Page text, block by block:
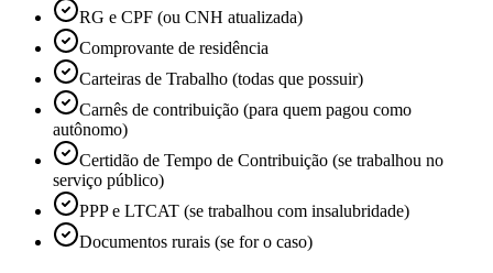
RG e CPF (ou CNH atualizada)
Comprovante de residência
Carteiras de Trabalho (todas que possuir)
Carnês de contribuição (para quem pagou como
autônomo)
Certidão de Tempo de Contribuição (se trabalhou no
serviço público)
PPP e LTCAT (se trabalhou com insalubridade)
Documentos rurais (se for o caso)